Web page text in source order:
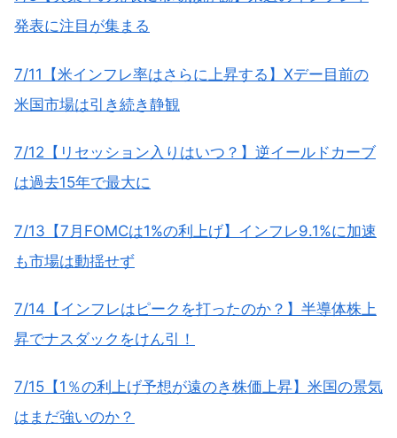
発表に注目が集まる
7/11【米インフレ率はさらに上昇する】Xデー目前の
米国市場は引き続き静観
7/12【リセッション入りはいつ？】逆イールドカーブ
は過去15年で最大に
7/13【7月FOMCは1%の利上げ】インフレ9.1%に加速
も市場は動揺せず
7/14【インフレはピークを打ったのか？】半導体株上
昇でナスダックをけん引！
7/15【1％の利上げ予想が遠のき株価上昇】米国の景気
はまだ強いのか？